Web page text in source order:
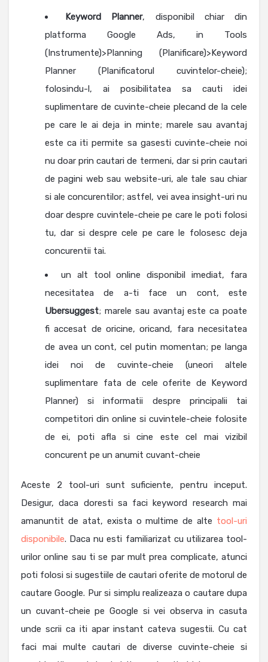
Keyword Planner, disponibil chiar din
platforma Google Ads, in Tools
(Instrumente)>Planning (Planificare)>Keyword
Planner (Planificatorul cuvintelor-cheie);
folosindu-l, ai posibilitatea sa cauti idei
suplimentare de cuvinte-cheie plecand de la cele
pe care le ai deja in minte; marele sau avantaj
este ca iti permite sa gasesti cuvinte-cheie noi
nu doar prin cautari de termeni, dar si prin cautari
de pagini web sau website-uri, ale tale sau chiar
si ale concurentilor; astfel, vei avea insight-uri nu
doar despre cuvintele-cheie pe care le poti folosi
tu, dar si despre cele pe care le folosesc deja
concurentii tai.
un alt tool online disponibil imediat, fara
necesitatea de a-ti face un cont, este
Ubersuggest; marele sau avantaj este ca poate
fi accesat de oricine, oricand, fara necesitatea
de avea un cont, cel putin momentan; pe langa
idei noi de cuvinte-cheie (uneori altele
suplimentare fata de cele oferite de Keyword
Planner) si informatii despre principalii tai
competitori din online si cuvintele-cheie folosite
de ei, poti afla si cine este cel mai vizibil
concurent pe un anumit cuvant-cheie
Aceste 2 tool-uri sunt suficiente, pentru inceput.
Desigur, daca doresti sa faci keyword research mai
amanuntit de atat, exista o multime de alte tool-uri
disponibile. Daca nu esti familiarizat cu utilizarea tool-
urilor online sau ti se par mult prea complicate, atunci
poti folosi si sugestiile de cautari oferite de motorul de
cautare Google. Pur si simplu realizeaza o cautare dupa
un cuvant-cheie pe Google si vei observa in casuta
unde scrii ca iti apar instant cateva sugestii. Cu cat
faci mai multe cautari de diverse cuvinte-cheie si